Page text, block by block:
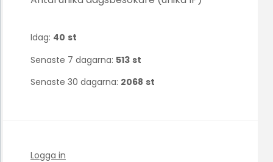
Idag: 40 st
Senaste 7 dagarna: 513 st
Senaste 30 dagarna: 2068 st
Logga in